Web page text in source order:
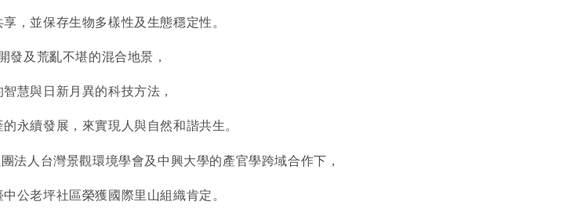
，並保存生物多樣性及生態穩定性。
發及荒亂不堪的混合地景，
慧與日新月異的科技方法，
永續發展，來實現人與自然和諧共生。
法人台灣景觀環境學會及中興大學的產官學跨域合作下，
公老坪社區榮獲國際里山組織肯定。